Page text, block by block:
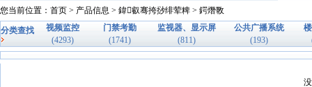
您当前位置： 首页 > 产品信息 > 鍏叡骞挎挱绯荤粺 > 鍔熸斁
分类查找
视频监控
(4293)
门禁考勤
(1741)
监视器、显示屏
(811)
公共广播系统
(193)